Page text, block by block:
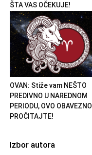
ŠTA VAS OČEKUJE!
OVAN: Stiže vam NEŠTO
PREDIVNO U NAREDNOM
PERIODU, OVO OBAVEZNO
PROČITAJTE!
Izbor autora